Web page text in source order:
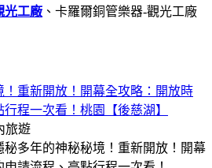
光工廠 、卡羅爾銅管樂器-觀光工廠
重新開放！開幕全攻略：開放時
程一次看！桃園【後慈湖】
旅遊